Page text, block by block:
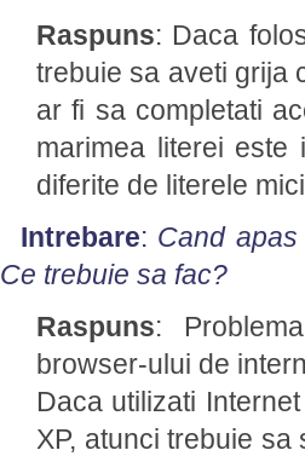
Raspuns: Daca
trebuie sa aveti grija
ar fi sa completati
marimea literei este
diferite de literele
Intrebare: Cand
Ce trebuie sa fac?
Raspuns:
browser-ului de
Daca utilizati
XP, atunci trebuie